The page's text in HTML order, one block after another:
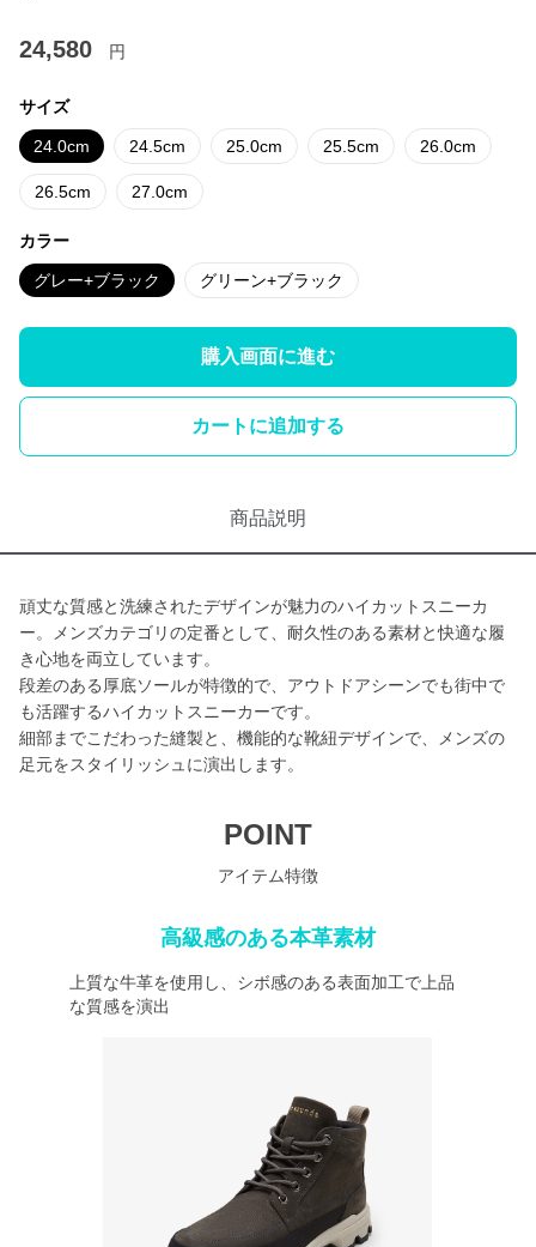
24,580 円
サイズ
24.0cm 24.5cm 25.0cm 25.5cm 26.0cm
26.5cm 27.0cm
カラー
グレー+ブラック グリーン+ブラック
購入画面に進む
カートに追加する
商品説明
頑丈な質感と洗練されたデザインが魅力のハイカットスニーカ
ー。メンズカテゴリの定番として、耐久性のある素材と快適な履
き心地を両立しています。
段差のある厚底ソールが特徴的で、アウトドアシーンでも街中で
も活躍するハイカットスニーカーです。
細部までこだわった縫製と、機能的な靴紐デザインで、メンズの
足元をスタイリッシュに演出します。
POINT
アイテム特徴
高級感のある本革素材
上質な牛革を使用し、シボ感のある表面加工で上品
な質感を演出